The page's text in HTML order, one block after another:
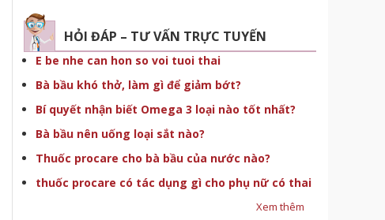
HỎI ĐÁP – TƯ VẤN TRỰC TUYẾN
E be nhe can hon so voi tuoi thai
Bà bầu khó thở, làm gì để giảm bớt?
Bí quyết nhận biết Omega 3 loại nào tốt nhất?
Bà bầu nên uống loại sắt nào?
Thuốc procare cho bà bầu của nước nào?
thuốc procare có tác dụng gì cho phụ nữ có thai
Xem thêm